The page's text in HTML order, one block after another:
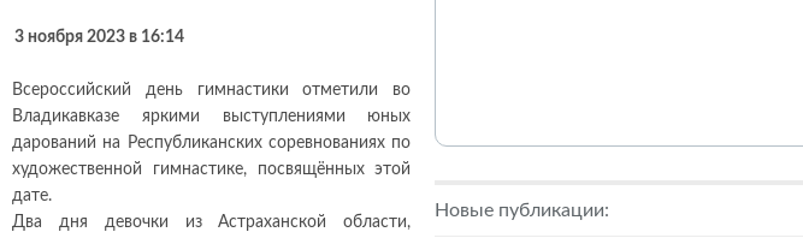
3 ноября 2023 в 16:14
Всероссийский день гимнастики отметили во
Владикавказе яркими выступлениями юных
дарований на Республиканских соревнованиях по
художественной гимнастике, посвящённых этой
дате.
Два дня девочки из Астраханской области,
Новые публикации: